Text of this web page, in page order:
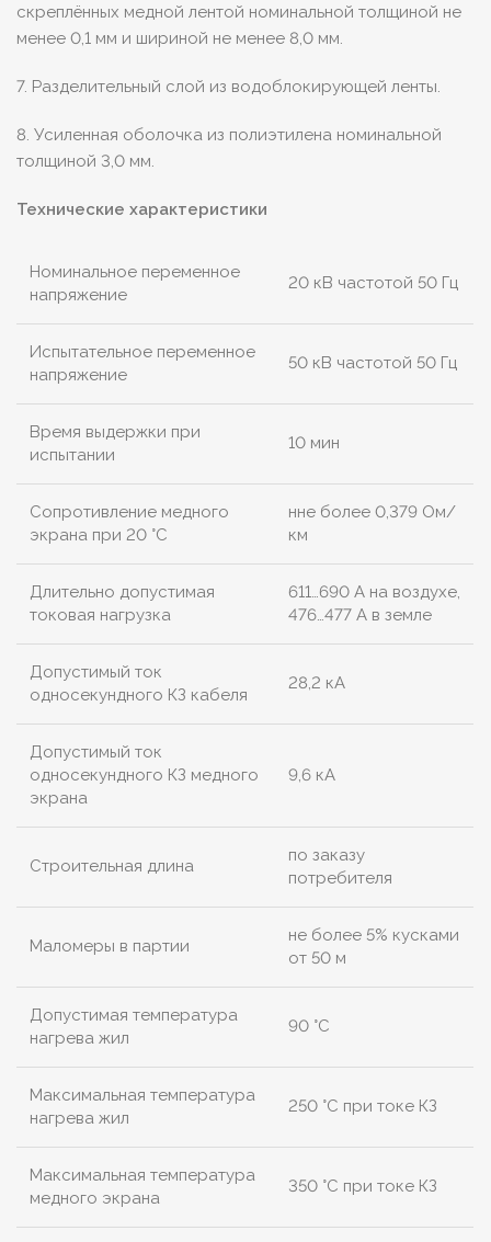
скреплённых медной лентой номинальной толщиной не
менее 0,1 мм и шириной не менее 8,0 мм.
7. Разделительный слой из водоблокирующей ленты.
8. Усиленная оболочка из полиэтилена номинальной
толщиной 3,0 мм.
Технические характеристики
Номинальное переменное
напряжение
20 кВ частотой 50 Гц
Испытательное переменное
напряжение
50 кВ частотой 50 Гц
Время выдержки при
испытании
10 мин
Сопротивление медного
экрана при 20 °С
нне более 0,379 Ом/
км
Длительно допустимая
токовая нагрузка
611…690 А на воздухе,
476…477 А в земле
Допустимый ток
односекундного КЗ кабеля
28,2 кА
Допустимый ток
односекундного КЗ медного
экрана
9,6 кА
Строительная длина
по заказу
потребителя
Маломеры в партии
не более 5% кусками
от 50 м
Допустимая температура
нагрева жил
90 °C
Максимальная температура
нагрева жил
250 °C при токе КЗ
Максимальная температура
медного экрана
350 °C при токе КЗ